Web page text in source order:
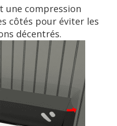
une compression
côtés pour éviter les
décentrés.